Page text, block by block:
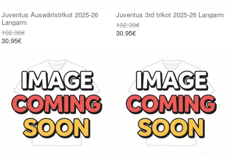
Juventus Auswärtstrikot 2025-26
Langarm
102.38€
30.95€
Juventus 3rd trikot 2025-26 Langarm
102.38€
30.95€